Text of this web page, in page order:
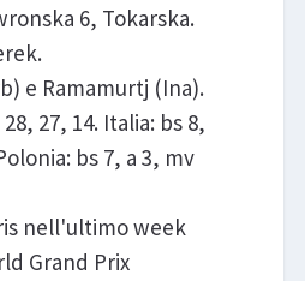
6, Tokarska.
e Ramamurtj (Ina).
27, 14. Italia: bs 8,
bs 7, a 3, mv
nell'ultimo week
Grand Prix